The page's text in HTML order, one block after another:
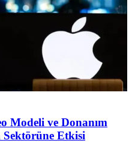
Modeli ve Donanım
Etkisi